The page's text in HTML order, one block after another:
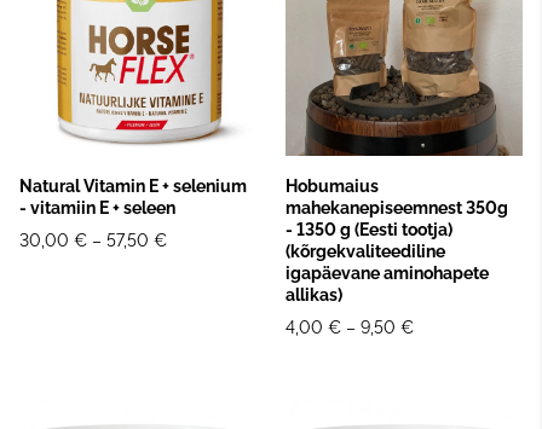
Natural Vitamin E + selenium
- vitamiin E + seleen
30,00 € – 57,50 €
Hobumaius
mahekanepiseemnest 350g
- 1350 g (Eesti tootja)
(kõrgekvaliteediline
igapäevane aminohapete
allikas)
4,00 € – 9,50 €